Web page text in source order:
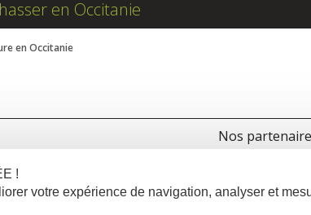
en Occitanie
en Occitanie
Nos
!
votre expérience de navigation, analyser et